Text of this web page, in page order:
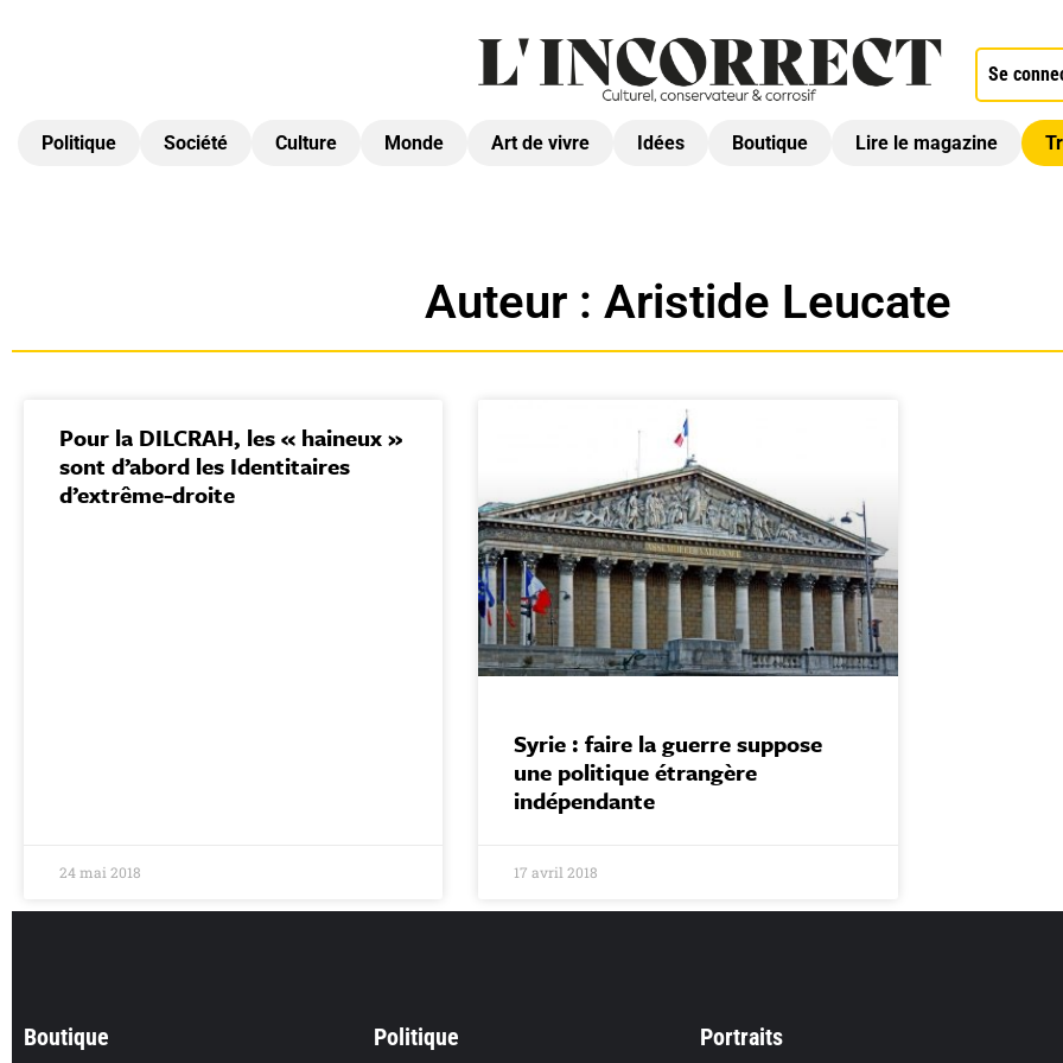
Se
Politique Société Culture Monde Art de vivre Idées Boutique Lire le magazine
Auteur : Aristide Leucate
Pour la DILCRAH, les « haineux »
sont d’abord les Identitaires
d’extrême-droite
24 mai 2018
Syrie : faire la guerre suppose
une politique étrangère
indépendante
17 avril 2018
Boutique Politique Portraits